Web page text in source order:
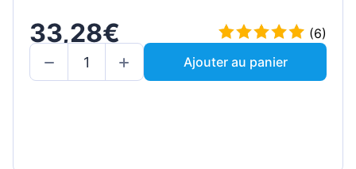
33,28€
(6)
Ajouter au panier